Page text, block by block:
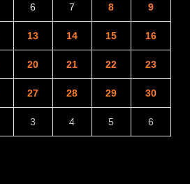
6 7 8 9
13 14 15 16
20 21 22 23
27 28 29 30
3 4 5 6